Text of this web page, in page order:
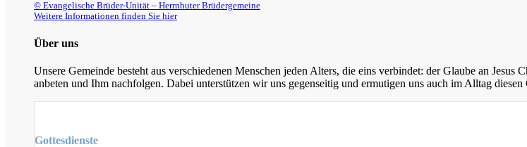
© Evangelische Brüder-Unität – Herrnhuter Brüdergemeine
Weitere Informationen finden Sie hier
Über uns
Unsere Gemeinde besteht aus verschiedenen Menschen jeden Alters, die eins verbindet: der Glaube an
anbeten und Ihm nachfolgen. Dabei unterstützen wir uns gegenseitig und ermutigen uns auch im Alltag diesen
Gottesdienste